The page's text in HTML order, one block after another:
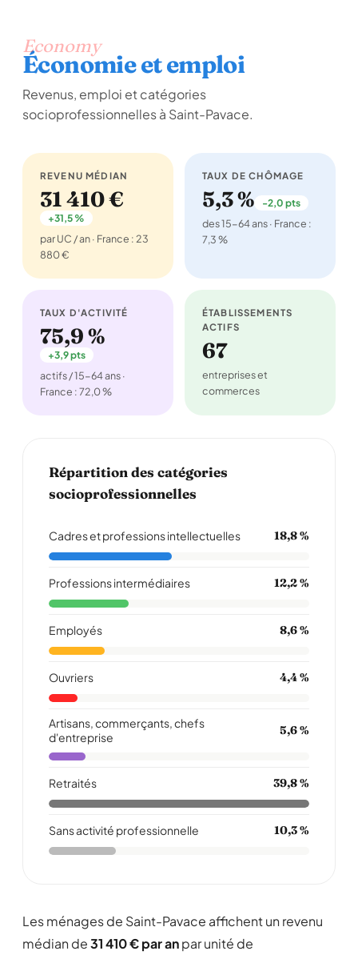
Economy
Économie et emploi
Revenus, emploi et catégories
socioprofessionnelles à Saint-Pavace.
REVENU MÉDIAN
31 410 €
+31,5 %
par UC / an · France : 23
880 €
TAUX DE CHÔMAGE
5,3 % -2,0 pts
des 15-64 ans · France :
7,3 %
TAUX D'ACTIVITÉ
75,9 %
+3,9 pts
actifs / 15-64 ans ·
France : 72,0 %
ÉTABLISSEMENTS
ACTIFS
67
entreprises et
commerces
Répartition des catégories
socioprofessionnelles
Cadres et professions intellectuelles 18,8 %
Professions intermédiaires 12,2 %
Employés 8,6 %
Ouvriers 4,4 %
Artisans, commerçants, chefs
d'entreprise
5,6 %
Retraités 39,8 %
Sans activité professionnelle 10,3 %
Les ménages de Saint-Pavace affichent un revenu
médian de31 410 € par anpar unité de